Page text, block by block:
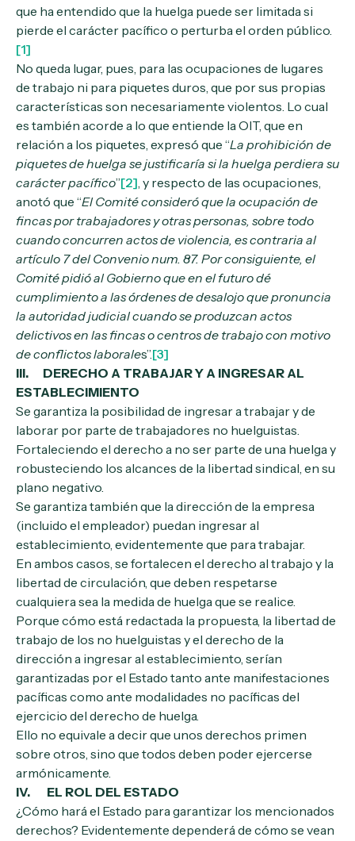
que ha entendido que la huelga puede ser limitada si
pierde el carácter pacífico o perturba el orden público.
[1]
No queda lugar, pues, para las ocupaciones de lugares
de trabajo ni para piquetes duros, que por sus propias
características son necesariamente violentos. Lo cual
es también acorde a lo que entiende la OIT, que en
relación a los piquetes, expresó que “La prohibición de
piquetes de huelga se justificaría si la huelga perdiera su
carácter pacífico”[2], y respecto de las ocupaciones,
anotó que “El Comité consideró que la ocupación de
fincas por trabajadores y otras personas, sobre todo
cuando concurren actos de violencia, es contraria al
artículo 7 del Convenio num. 87. Por consiguiente, el
Comité pidió al Gobierno que en el futuro dé
cumplimiento a las órdenes de desalojo que pronuncia
la autoridad judicial cuando se produzcan actos
delictivos en las fincas o centros de trabajo con motivo
de conflictos laborales”.[3]
III. DERECHO A TRABAJAR Y A INGRESAR AL
ESTABLECIMIENTO
Se garantiza la posibilidad de ingresar a trabajar y de
laborar por parte de trabajadores no huelguistas.
Fortaleciendo el derecho a no ser parte de una huelga y
robusteciendo los alcances de la libertad sindical, en su
plano negativo.
Se garantiza también que la dirección de la empresa
(incluido el empleador) puedan ingresar al
establecimiento, evidentemente que para trabajar.
En ambos casos, se fortalecen el derecho al trabajo y la
libertad de circulación, que deben respetarse
cualquiera sea la medida de huelga que se realice.
Porque cómo está redactada la propuesta, la libertad de
trabajo de los no huelguistas y el derecho de la
dirección a ingresar al establecimiento, serían
garantizadas por el Estado tanto ante manifestaciones
pacíficas como ante modalidades no pacíficas del
ejercicio del derecho de huelga.
Ello no equivale a decir que unos derechos primen
sobre otros, sino que todos deben poder ejercerse
armónicamente.
IV. EL ROL DEL ESTADO
¿Cómo hará el Estado para garantizar los mencionados
derechos? Evidentemente dependerá de cómo se vean